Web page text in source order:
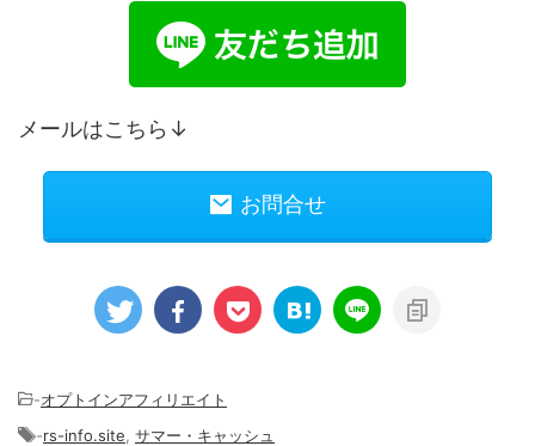
メールはこちら↓
お問合せ
-オプトインアフィリエイト
-rs-info.site サマー・キャッシュ